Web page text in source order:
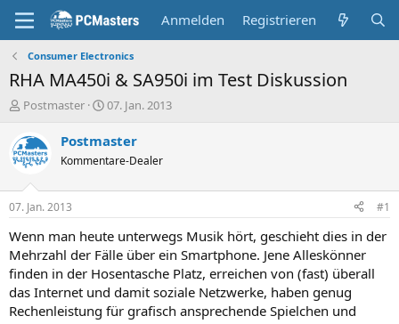
Anmelden Registrieren
Consumer Electronics
RHA MA450i & SA950i im Test Diskussion
E
s
t
e
e
r
Postmaster
E
s
e
t
a
m
07. Jan. 2013
Postmaster
Kommentare-Dealer
07. Jan. 2013 #1
Wenn man heute unterwegs Musik hört, geschieht dies in der
Mehrzahl der Fälle über ein Smartphone. Jene Alleskönner
finden in der Hosentasche Platz, erreichen von (fast) überall
das Internet und damit soziale Netzwerke, haben genug
Rechenleistung für grafisch ansprechende Spielchen und